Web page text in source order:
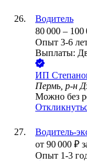
Водитель
80 000 – 100
Опыт 3-6
Выплаты:
ИП
Пермь, р-н
Можно без
Водитель-
от 90 000 ₽
Опыт 1-3